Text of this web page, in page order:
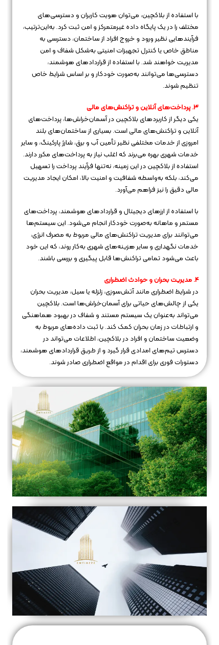
با استفاده از بلاکچین، می‌توان هویت کاربران و دسترسی‌های
مختلف را در یک پایگاه داده غیرمتمرکز و امن ثبت کرد. به‌این‌ترتیب،
فرآیندهایی نظیر ورود و خروج افراد از ساختمان، دسترسی به
مناطق خاص یا کنترل تجهیزات امنیتی به‌شکل شفاف و امن
مدیریت خواهند شد. با استفاده از قراردادهای هوشمند،
دسترسی‌ها می‌توانند به‌صورت خودکار و بر اساس شرایط خاص
تنظیم شوند.
3. پرداخت‌های آنلاین و تراکنش‌های مالی
یکی دیگر از کاربردهای بلاکچین در آسمان‌خراش‌ها، پرداخت‌های
آنلاین و تراکنش‌های مالی است. بسیاری از ساختمان‌های بلند
امروزی از خدمات مختلفی نظیر تأمین آب و برق، شارژ پارکینگ، و سایر
خدمات شهری بهره می‌برند که اغلب نیاز به پرداخت‌های مکرر دارند.
استفاده از بلاکچین در این زمینه، نه‌تنها فرآیند پرداخت را تسهیل
می‌کند، بلکه به‌واسطه شفافیت و امنیت بالا، امکان ایجاد مدیریت
مالی دقیق را نیز فراهم می‌آورد.
با استفاده از ارزهای دیجیتال و قراردادهای هوشمند، پرداخت‌های
مستمر و ماهانه به‌صورت خودکار انجام می‌شود. این سیستم‌ها
می‌توانند برای مدیریت تراکنش‌های مالی مربوط به مصرف انرژی،
خدمات نگهداری و سایر هزینه‌های شهری به‌کار روند، که این خود
باعث می‌شود تمامی تراکنش‌ها قابل پیگیری و بررسی باشند.
4. مدیریت بحران و حوادث اضطراری
در شرایط اضطراری مانند آتش‌سوزی، زلزله یا سیل، مدیریت بحران
یکی از چالش‌های حیاتی برای آسمان‌خراش‌ها است. بلاکچین
می‌تواند به‌عنوان یک سیستم مستند و شفاف در بهبود هماهنگی
و ارتباطات در زمان بحران کمک کند. با ثبت داده‌های مربوط به
وضعیت ساختمان و افراد در بلاکچین، اطلاعات می‌تواند در
دسترس تیم‌های امدادی قرار گیرد و از طریق قراردادهای هوشمند،
دستورات فوری برای اقدام در مواقع اضطراری صادر شوند.